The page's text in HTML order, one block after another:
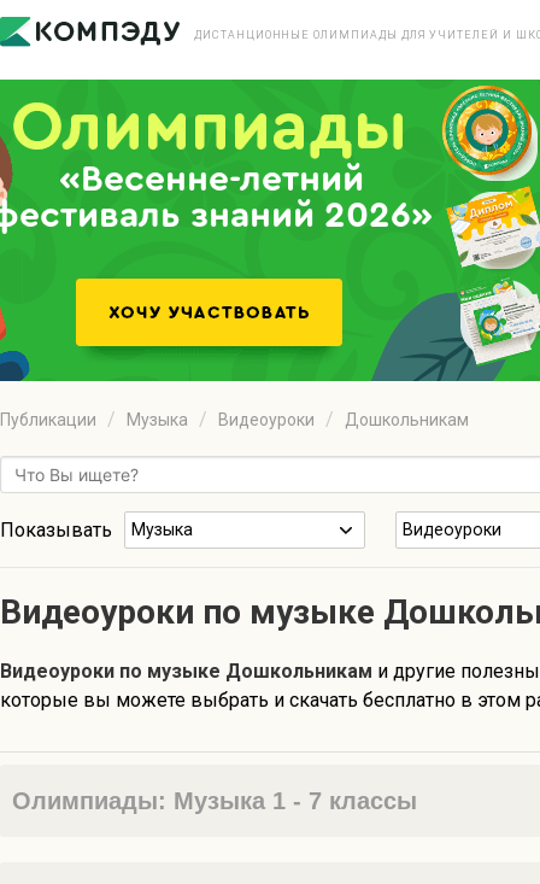
ДИСТАНЦИОННЫЕ ОЛИМПИАДЫ ДЛЯ УЧИТЕЛЕЙ И
«Весенне-летний
знаний 2026»
Публикации Музыка Видеоуроки Дошкольникам
Показывать Музыка Видеоуроки
Видеоуроки по музыке
Видеоуроки по музыке Дошкольникам и другие
которые вы можете выбрать и скачать бесплатно в этом
Олимпиады: Музыка 1 - 7 классы